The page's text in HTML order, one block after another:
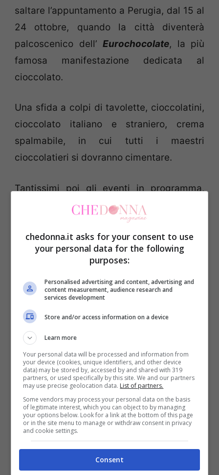
saltare l’appuntamento a Perugia, dal 15 al
24 ottobre, quando la città diventerà
palcoscenico dell’ Eurochocolate, la più
famosa manifestazione dedicata al
cioccolato.
Una sfida a colpi di tavolette, cioccolatini,
cioccolato italiano e straniero, crema
spalmabile, in cui tutti i maestri
cioccolatieri si dovranno cimentare.
Tantissimi poi gli eventi in programma,
oltre le colonne portanti come
eCioccolata con
l’autore.
E dopo tanto mangiare e camminare non
può mancare anche laChocoFarm, uno
spazio speciale dove la cura e il benessere
del corpo vengono interpretati in versione
cioccolatosa per imperdibili
relax. Il Centro Estetico Cacao metterà a
disposizione anche quest’anno esclusivi
trattamenti di bellezza a base di
cioccolato fondente e al latte. I trattamenti
saranno riservati (prenotazione
obbligatoria allo 075/5017002) al pubblico
della manifestazione perugina, che verrà
accolto e coccolato dal personale
chedonna.it asks for your consent to use
your personal data for the following
purposes:
Personalised advertising and content, advertising and
content measurement, audience research and
services development
Store and/or access information on a device
Learn more
Your personal data will be processed and information from
your device (cookies, unique identifiers, and other device
data) may be stored by, accessed by and shared with 319
partners, or used specifically by this site. We and our partners
may use precise geolocation data. List of partners.
Some vendors may process your personal data on the basis
of legitimate interest, which you can object to by managing
your options below. Look for a link at the bottom of this page
or in the site menu to manage or withdraw consent in privacy
and cookie settings.
Consent